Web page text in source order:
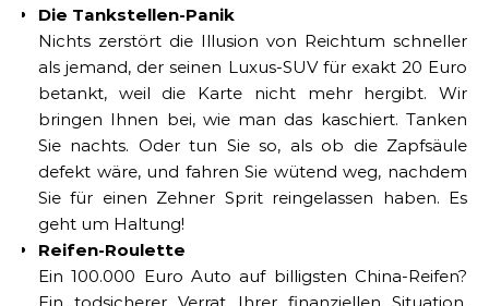
Die Tankstellen-Panik
Nichts zerstört die Illusion von Reichtum schneller
als jemand, der seinen Luxus-SUV für exakt 20 Euro
betankt, weil die Karte nicht mehr hergibt. Wir
bringen Ihnen bei, wie man das kaschiert. Tanken
Sie nachts. Oder tun Sie so, als ob die Zapfsäule
defekt wäre, und fahren Sie wütend weg, nachdem
Sie für einen Zehner Sprit reingelassen haben. Es
geht um Haltung!
Reifen-Roulette
Ein 100.000 Euro Auto auf billigsten China-Reifen?